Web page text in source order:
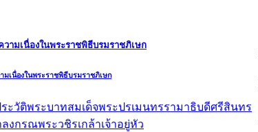
วามเนื่องในพระราชพิธีบรมราชภิเษก
มเนื่องในพระราชพิธีบรมราชภิเษก
ะวัติพระบาทสมเด็จพระปรเมนทรรามาธิบดีศรีสินทร
งกรณพระวชิรเกล้าเจ้าอยู่หัว